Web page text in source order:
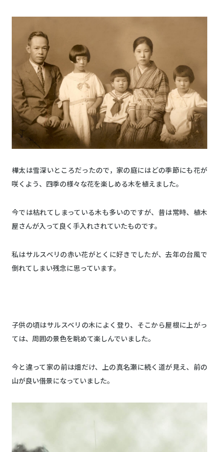
樺太は雪深いところだったので，家の庭にはどの季節にも花が
咲くよう、四季の様々な花を楽しめる木を植えました。
今では枯れてしまっている木も多いのですが、昔は常時、植木
屋さんが入って良く手入れされていたものです。
私はサルスベリの赤い花がとくに好きでしたが、去年の台風で
倒れてしまい残念に思っています。
子供の頃はサルスベリの木によく登り、そこから屋根に上がっ
ては、周囲の景色を眺めて楽しんでいました。
今と違って家の前は畑だけ、上の真名瀬に続く道が見え、前の
山が良い借景になっていました。